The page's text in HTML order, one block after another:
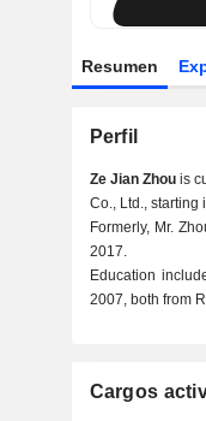
Resumen
Perfil
Ze Jian Zhouis
Co., Ltd., starting
Formerly, Mr.
2017.
Education
2007, both from
Cargos